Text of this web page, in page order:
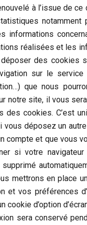
à l’issue de ce
notamment
informations
réalisées et les
des cookies
sur le
que nous
notre site, il vous
cookies. C’est
déposez un
compte et que vous
si votre
mettrons en place
vos préférences
d’option
sera conservé